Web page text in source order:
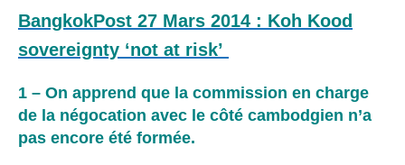
BangkokPost 27 Mars 2014 : Koh Kood
sovereignty ‘not at risk’
1 – On apprend que la commission en charge
de la négocation avec le côté cambodgien n’a
pas encore été formée.